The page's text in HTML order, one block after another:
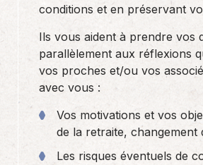
conditions et en préservant
Ils vous aident à prendre vos
parallèlement aux réflexions
vos proches et/ou vos
avec vous :
Vos motivations et vos
de la retraite, changement
Les risques éventuels de